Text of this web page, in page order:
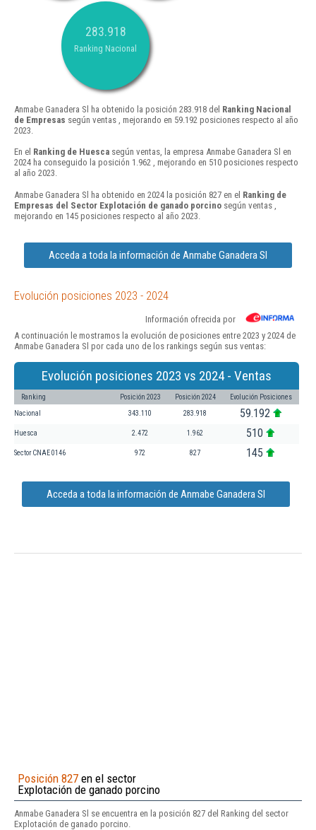
283.918
Ranking Nacional
Anmabe Ganadera Sl ha obtenido la posición 283.918 del Ranking Nacional
de Empresas según ventas , mejorando en 59.192 posiciones respecto al año
2023.
En el Ranking de Huesca según ventas, la empresa Anmabe Ganadera Sl en
2024 ha conseguido la posición 1.962 , mejorando en 510 posiciones respecto
al año 2023.
Anmabe Ganadera Sl ha obtenido en 2024 la posición 827 en el Ranking de
Empresas del Sector Explotación de ganado porcino según ventas ,
mejorando en 145 posiciones respecto al año 2023.
Acceda a toda la información de Anmabe Ganadera Sl
Evolución posiciones 2023 - 2024
Información ofrecida por
A continuación le mostramos la evolución de posiciones entre 2023 y 2024 de
Anmabe Ganadera Sl por cada uno de los rankings según sus ventas:
Evolución posiciones 2023 vs 2024 - Ventas
Ranking Posición 2023 Posición 2024 Evolución Posiciones
Nacional 343.110 283.918 59.192
Huesca 2.472 1.962 510
Sector CNAE 0146 972 827 145
Acceda a toda la información de Anmabe Ganadera Sl
Posición 827 en el sector
Explotación de ganado porcino
Anmabe Ganadera Sl se encuentra en la posición 827 del Ranking del sector
Explotación de ganado porcino.